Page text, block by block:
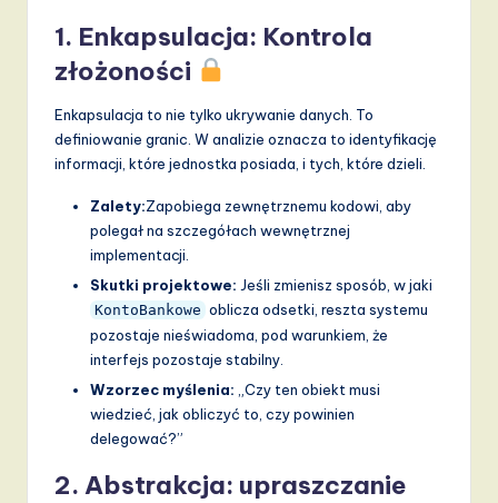
1. Enkapsulacja: Kontrola
złożoności
Enkapsulacja to nie tylko ukrywanie danych. To
definiowanie granic. W analizie oznacza to identyfikację
informacji, które jednostka posiada, i tych, które dzieli.
Zalety:Zapobiega zewnętrznemu kodowi, aby
polegał na szczegółach wewnętrznej
implementacji.
Skutki projektowe: Jeśli zmienisz sposób, w jaki
KontoBankowe oblicza odsetki, reszta systemu
pozostaje nieświadoma, pod warunkiem, że
interfejs pozostaje stabilny.
Wzorzec myślenia: „Czy ten obiekt musi
wiedzieć, jak obliczyć to, czy powinien
delegować?”
2. Abstrakcja: upraszczanie